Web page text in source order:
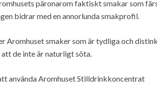
päronarom faktiskt smakar som
bidrar med en annorlunda smakprofil.
Aromhuset smaker som är tydliga och
de inte är naturligt söta.
använda Aromhuset Stilldrinkkoncentrat